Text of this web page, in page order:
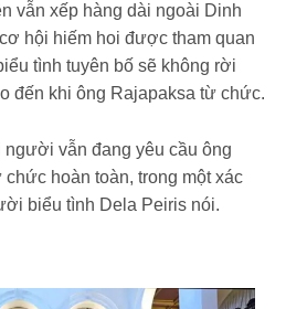
vẫn xếp hàng dài ngoài Dinh
hội hiếm hoi được tham quan
tình tuyên bố sẽ không rời
đến khi ông Rajapaksa từ chức.
người vẫn đang yêu cầu ông
hoàn toàn, trong một xác
biểu tình Dela Peiris nói.